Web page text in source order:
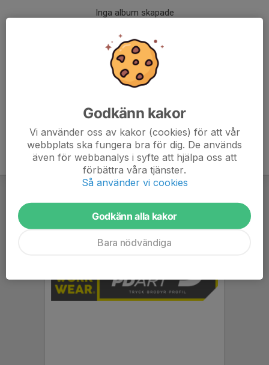
Inga album skapade
Godkänn kakor
Vi använder oss av kakor (cookies) för att vår
webbplats ska fungera bra för dig. De används
även för webbanalys i syfte att hjälpa oss att
förbättra våra tjänster.
Så använder vi cookies
Godkänn alla kakor
Bara nödvändiga